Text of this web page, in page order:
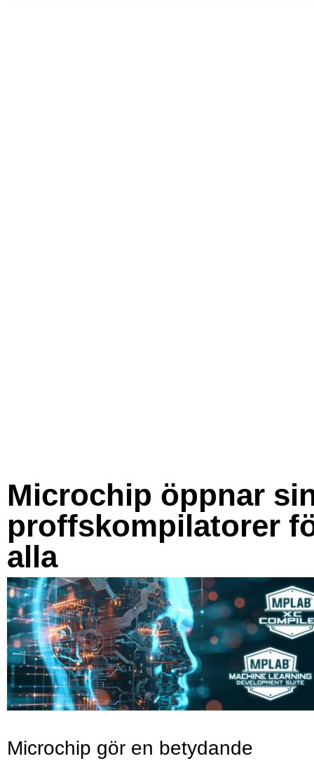
Microchip öppnar
proffskompilatorer
alla
Microchip gör en betydande